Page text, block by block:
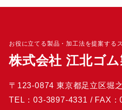
お役に立てる製品・加工法を提案する
株式会社 江北ゴ
〒123-0874 東京都足立区堀
TEL：03-3897-4331 / FAX